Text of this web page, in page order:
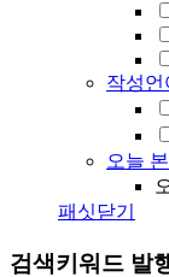
작성언
오늘
패싯닫기
검색키워드 발